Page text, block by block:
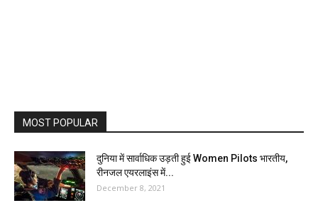
MOST POPULAR
दुनिया में सार्वाधिक उड़ती हुई Women Pilots भारतीय,
रीनजल एयरलाइंस में...
December 8, 2021